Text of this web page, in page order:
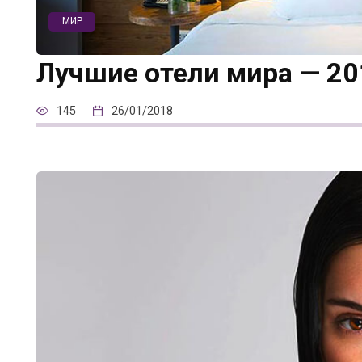
МИР
Лучшие отели мира —
145 26/01/2018